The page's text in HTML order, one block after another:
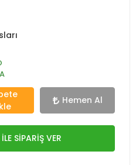
Hemen Al
SİPARİŞ VER